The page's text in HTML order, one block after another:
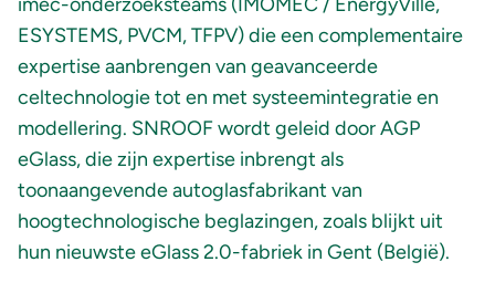
ESYSTEMS, PVCM, TFPV) die een complementaire
expertise aanbrengen van geavanceerde
celtechnologie tot en met systeemintegratie en
modellering. SNROOF wordt geleid door AGP
eGlass, die zijn expertise inbrengt als
toonaangevende autoglasfabrikant van
hoogtechnologische beglazingen, zoals blijkt uit
hun nieuwste eGlass 2.0-fabriek in Gent (België).